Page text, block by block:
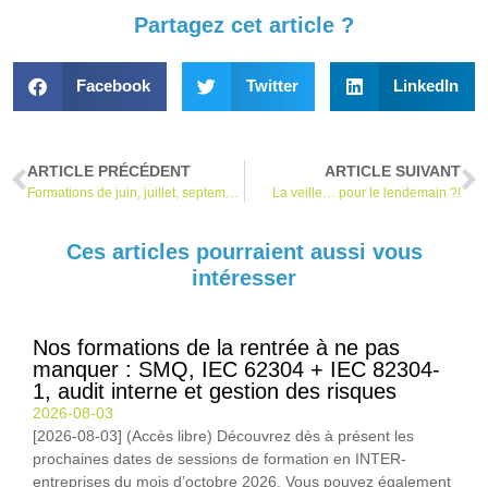
Partagez cet article ?
Facebook Twitter LinkedIn
ARTICLE PRÉCÉDENT ARTICLE SUIVANT
La veille… pour le lendemain ?!
Ces articles pourraient aussi vous
intéresser
Nos formations de la rentrée à ne pas
manquer : SMQ, IEC 62304 + IEC 82304-
1, audit interne et gestion des risques
2026-08-03
[2026-08-03] (Accès libre) Découvrez dès à présent les
prochaines dates de sessions de formation en INTER-
entreprises du mois d’octobre 2026. Vous pouvez également